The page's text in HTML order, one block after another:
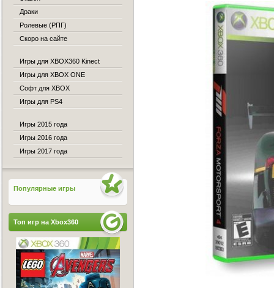
Драки
Ролевые (РПГ)
Скоро на сайте
Игры для XBOX360 Kinect
Игры для XBOX ONE
Софт для XBOX
Игры для PS4
Игры 2015 года
Игры 2016 года
Игры 2017 года
Популярные игры
Топ игр на Xbox360